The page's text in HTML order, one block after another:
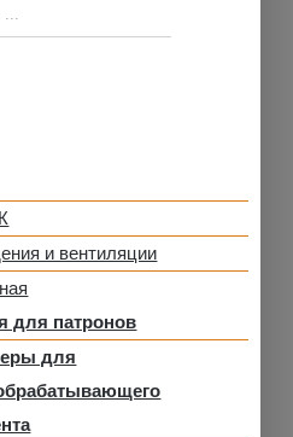
и вентиляции
для патронов
для